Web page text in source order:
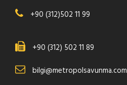
+90 (312)502 11 99
+90 (312) 502 11 89
bilgi@metropolsavunma.com